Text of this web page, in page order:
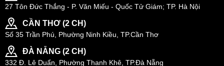
27 Tôn Đức Thắng - P. Văn Miếu - Quốc Tử Giám; TP. Hà Nội
CẦN THƠ (2 CH)
Số 35 Trần Phú, Phường Ninh Kiều, TP.Cần Thơ
ĐÀ NẴNG (2 CH)
332 Đ. Lê Duẩn, Phường Thanh Khê, TP.Đà Nẵng